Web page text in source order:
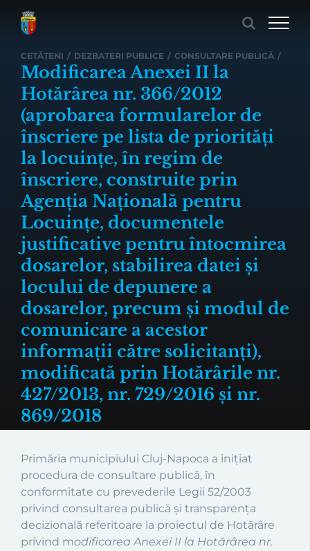
CETĂȚENI / DEZBATERI PUBLICE / CONSULTARE PUBLICĂ /
Modificarea Anexei II la
Hotărârea nr. 366/2012
(aprobarea formularelor de
înscriere pe lista de priorități
la locuințe, în regim de
înscriere, construite prin
Agenția Națională pentru
Locuințe, documentele
justificative pentru întocmirea
dosarelor, stabilirea datei și
locului de depunere a
dosarelor, precum și modul de
comunicare a acestor
informații către solicitanți),
modificată prin Hotărârile nr.
427/2013, nr. 729/2016 și nr.
869/2018
Primăria municipiului Cluj-Napoca a inițiat
procedura de consultare publică, în
conformitate cu prevederile Legii 52/2003
privind consultarea publică și transparența
decizională referitoare la proiectul de Hotărâre
privind modificarea Anexei II la Hotărârea nr.